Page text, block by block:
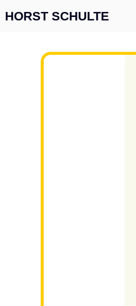
HORST SCHULTE